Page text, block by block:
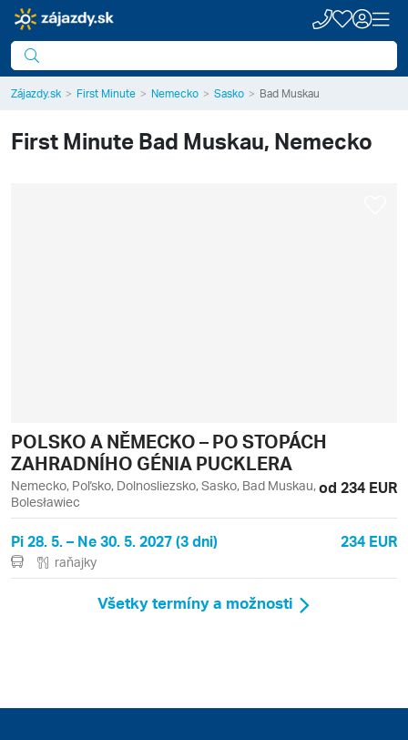
Zájazdy.sk First Minute Nemecko Sasko Bad Muskau
First MinuteBad Muskau, Nemecko
POLSKO A NĚMECKO – PO STOPÁCH
ZAHRADNÍHO GÉNIA PUCKLERA
Nemecko, Poľsko, Dolnosliezsko, Sasko, Bad Muskau,
Bolesławiec
od 234 EUR
Pi 28. 5. – Ne 30. 5. 2027 (3 dni) 234 EUR
raňajky
Všetky termíny a možnosti